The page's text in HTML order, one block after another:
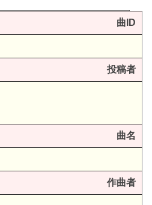
曲ID
投稿者
曲名
作曲者